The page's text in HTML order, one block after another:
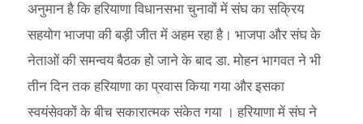
अनुमान है कि हरियाणा विधानसभा चुनावों में संघ का सक्रिय
सहयोग भाजपा की बड़ी जीत में अहम रहा है। भाजपा और संघ के
नेताओं की समन्वय बैठक हो जाने के बाद डा. मोहन भागवत ने भी
तीन दिन तक हरियाणा का प्रवास किया गया और इसका
स्वयंसेवकों के बीच सकारात्मक संकेत गया । हरियाणा में संघ ने